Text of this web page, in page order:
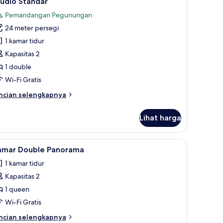
Pemandangan Pegunungan
24 meter persegi
1 kamar tidur
Kapasitas 2
1 double
Wi-Fi Gratis
selengkapnya
Lihat harga
| Wi-Fi gratis Kamar Double Panorama | Wi-Fi gratis
18 Double Panorama
1 kamar tidur
Kapasitas 2
1 queen
Wi-Fi Gratis
selengkapnya